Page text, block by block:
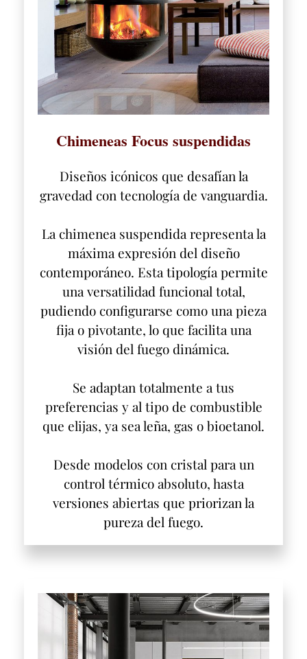
Chimeneas Focus suspendidas
Diseños icónicos que desafían la
gravedad con tecnología de vanguardia.
La chimenea suspendida representa la
máxima expresión del diseño
contemporáneo. Esta tipología permite
una versatilidad funcional total,
pudiendo configurarse como una pieza
fija o pivotante, lo que facilita una
visión del fuego dinámica.
Se adaptan totalmente a tus
preferencias y al tipo de combustible
que elijas, ya sea leña, gas o bioetanol.
Desde modelos con cristal para un
control térmico absoluto, hasta
versiones abiertas que priorizan la
pureza del fuego.